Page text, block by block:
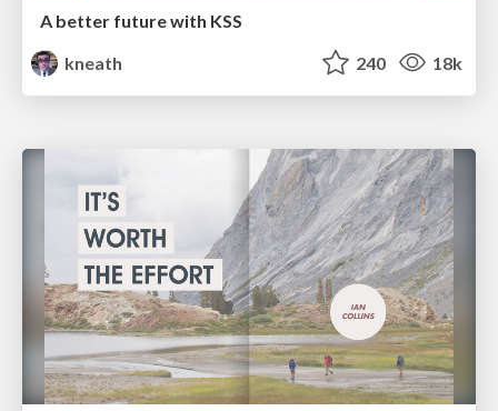
A better future with KSS
kneath
240 18k